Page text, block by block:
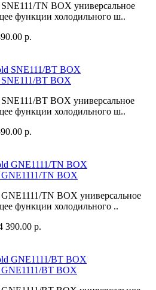
TN BOX универсальное
функции холодильного ш..
р.
BT BOX
BT BOX универсальное
функции холодильного ш..
р.
TN BOX
TN BOX универсальное
функции холодильного ..
390.00 р.
BT BOX